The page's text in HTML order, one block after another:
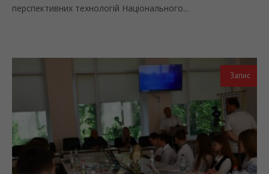
перспективних технологій Національного...
Запис